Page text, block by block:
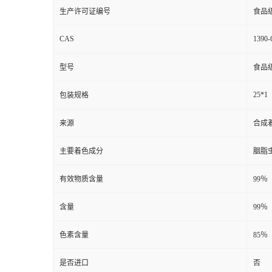
生产许可证编号 食品
CAS 1390-
型号 食品
包装规格 25*1
来源 合成
主要着色成分 胭脂
有效物质含量 99％
含量 99％
色素含量 85％
是否进口 否